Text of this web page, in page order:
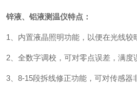
锌液、铝液测温仪特点：
1 、内置液晶照明功能，以便在光线较
2 、全数字调校，可对零点误差，满度
3 8-15段拆线修正功能，可对传感器